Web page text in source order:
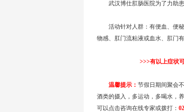
武汉博仕肛肠医院为了力助患
活动针对人群：有便血、便秘
物感、肛门流粘液或血水、肛门
>>>有以上症状
温馨提示： 节假日期间聚会
酒类的摄入，多运动，多喝水，
可以点击咨询在线专家或拨打：